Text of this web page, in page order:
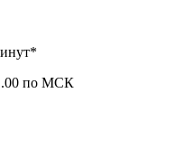
по МСК